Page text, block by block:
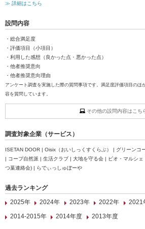
≫ 詳細はこちら
設問内容
・総合満足度
・評価項目（小項目）
・利用した感想（良かった点・悪かった点）
・他者推奨意向
・他者推奨意向理由
アンケート調査を実施した際の質問事項です。満足度評価項目のほ
容を質問しています。
その他の設問内容はこち
調査対象企業（サービス）
ISETAN DOOR | Oisix（おいしっくすくらぶ） | グリーンコ
| コープ自然派 | 生活クラブ | 大地を守る会 | ビオ・マルシ
つ葉連絡会) | らでぃっしゅぼーや
過去ランキング
2025年
2024年 2023年 2022年 2021
2014-2015年
2014年度 2013年度